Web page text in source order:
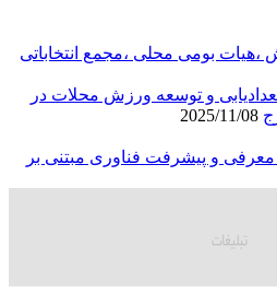
،هیات بومی محلی ،مجمع انتخاباتی
و توسعه ورزش محلات در
و پیشرفت فناوری مبتنی بر